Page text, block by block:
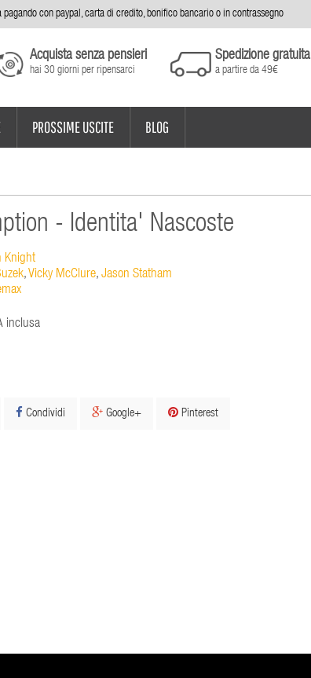
pagando con paypal, carta di credito, bonifico bancario o in contrassegno
Acquista senza pensieri
hai 30 giorni per ripensarci
Spedizione gratuita
a partire da 49€
PROSSIME USCITE BLOG
- Identita' Nascoste
Knight
,Vicky McClure, Jason Statham
inclusa
Condividi Google+ Pinterest